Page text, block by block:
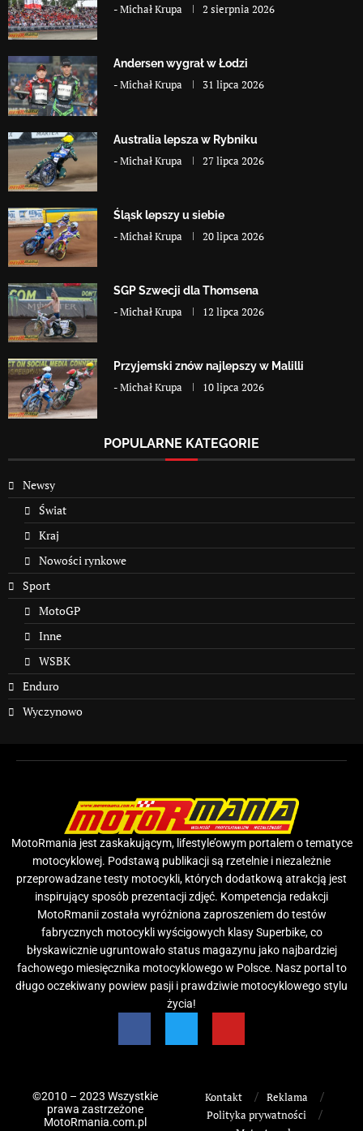
-Michał Krupa 2 sierpnia 2026
Andersen wygrał w Łodzi
-Michał Krupa 31 lipca 2026
Australia lepsza w Rybniku
-Michał Krupa 27 lipca 2026
Śląsk lepszy u siebie
-Michał Krupa 20 lipca 2026
SGP Szwecji dla Thomsena
-Michał Krupa 12 lipca 2026
Przyjemski znów najlepszy w Malilli
-Michał Krupa 10 lipca 2026
POPULARNE KATEGORIE
Newsy
Świat
Kraj
Nowości rynkowe
Sport
MotoGP
Inne
WSBK
Enduro
Wyczynowo
MotoRmania jest zaskakującym, lifestyle’owym portalem o tematyce
motocyklowej. Podstawą publikacji są rzetelnie i niezależnie
przeprowadzane testy motocykli, których dodatkową atrakcją jest
inspirujący sposób prezentacji zdjęć. Kompetencja redakcji
MotoRmanii została wyróżniona zaproszeniem do testów
fabrycznych motocykli wyścigowych klasy Superbike, co
błyskawicznie ugruntowało status magazynu jako najbardziej
fachowego miesięcznika motocyklowego w Polsce. Nasz portal to
długo oczekiwany powiew pasji i prawdziwie motocyklowego stylu
życia!
©2010 – 2023 Wszystkie
prawa zastrzeżone
MotoRmania.com.pl
Kontakt
Reklama
Polityka prywatności